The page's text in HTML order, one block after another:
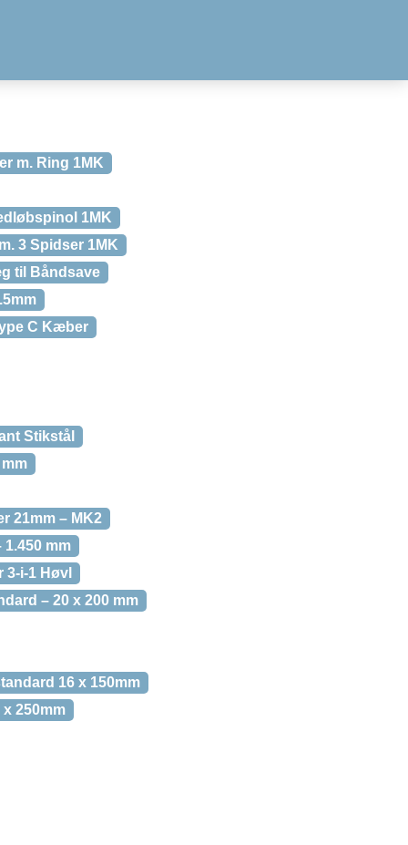
m. Ring 1MK
1MK
3 Spidser 1MK
til Båndsave
C Kæber
Stikstål
21mm – MK2
mm
3-i-1 Høvl
– 20 x 200 mm
16 x 150mm
250mm